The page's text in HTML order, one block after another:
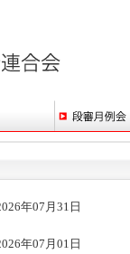
年07月31日
年07月01日